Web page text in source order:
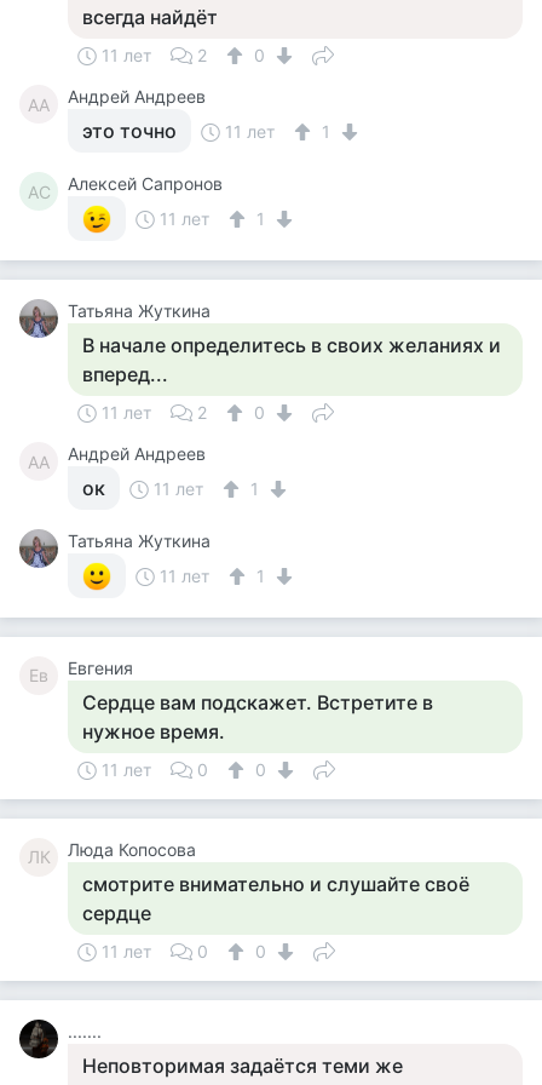
всегда найдёт
11 лет 2 0
АА Андрей Андреев
это точно 11 лет 1
АС
Алексей Сапронов
11 лет
1
Татьяна Жуткина
В начале определитесь в своих желаниях и
вперед...
11 лет 2 0
АА Андрей Андреев
ок 11 лет 1
Татьяна Жуткина
11 лет
1
Ев Евгения
Сердце вам подскажет. Встретите в
нужное время.
11 лет 0 0
ЛК Люда Копосова
смотрите внимательно и слушайте своё
сердце
11 лет 0 0
.......
Неповторимая задаётся теми же